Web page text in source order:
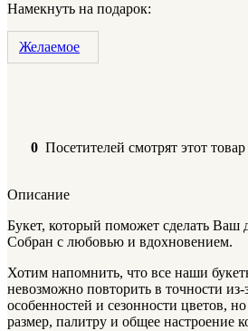
Намекнуть на подарок:
Желаемое
0 Посетителей смотрят этот
Описание
Букет, который поможет сделать Ваш
Собран с любовью и вдохновением.
Хотим напомнить, что все наши
невозможно повторить в точности
особенностей и сезонности цветов,
размер, палитру и общее настроение